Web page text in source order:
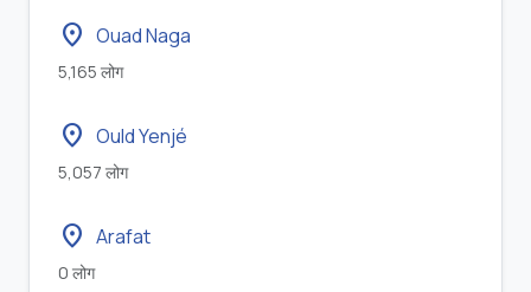
location_on Ouad Naga
5,165 लोग
location_on Ould Yenjé
5,057 लोग
location_on Arafat
0 लोग